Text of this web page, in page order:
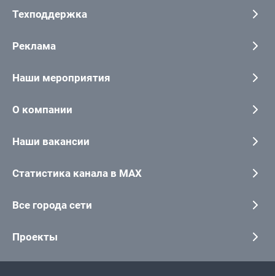
Техподдержка
Реклама
Наши мероприятия
О компании
Наши вакансии
Статистика канала в MAX
Все города сети
Проекты